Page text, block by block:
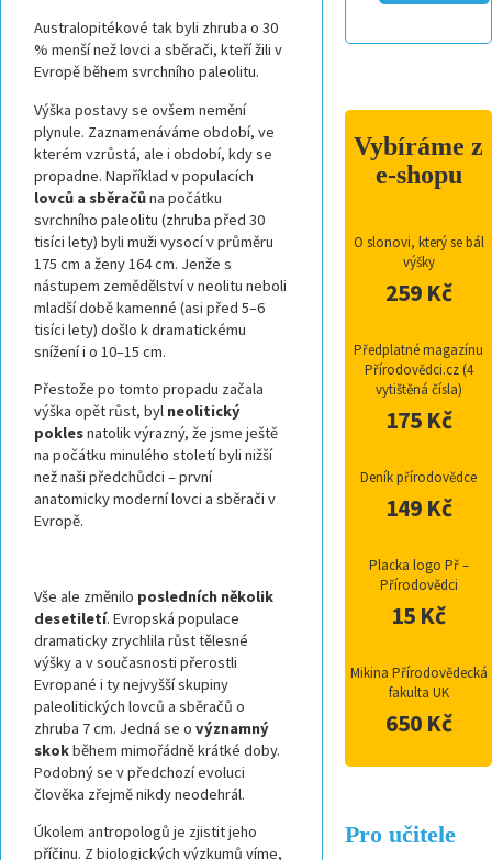
Australopitékové tak byli zhruba o 30
% menší než lovci a sběrači, kteří žili v
Evropě během svrchního paleolitu.
Výška postavy se ovšem nemění
plynule. Zaznamenáváme období, ve
kterém vzrůstá, ale i období, kdy se
propadne. Například v populacích
lovců a sběračůna počátku
svrchního paleolitu (zhruba před 30
tisíci lety) byli muži vysocí v průměru
175 cm a ženy 164 cm. Jenže s
nástupem zemědělství v neolitu neboli
mladší době kamenné (asi před 5–6
tisíci lety) došlo k dramatickému
snížení i o 10–15 cm.
Přestože po tomto propadu začala
výška opět růst, byl neolitický
poklesnatolik výrazný, že jsme ještě
na počátku minulého století byli nižší
než naši předchůdci – první
anatomicky moderní lovci a sběrači v
Evropě.
Vše ale změnilo posledních několik
desetiletí. Evropská populace
dramaticky zrychlila růst tělesné
výšky a v současnosti přerostli
Evropané i ty nejvyšší skupiny
paleolitických lovců a sběračů o
zhruba 7 cm. Jedná se o významný
skokběhem mimořádně krátké doby.
Podobný se v předchozí evoluci
člověka zřejmě nikdy neodehrál.
Úkolem antropologů je zjistit jeho
příčinu. Z biologických výzkumů víme,
Vybíráme z
e-shopu
O slonovi, který se bál
výšky
259 Kč
Předplatné magazínu
Přírodovědci.cz (4
vytištěná čísla)
175 Kč
Deník přírodovědce
149 Kč
Placka logo Př –
Přírodovědci
15 Kč
Mikina Přírodovědecká
fakulta UK
650 Kč
Pro učitele